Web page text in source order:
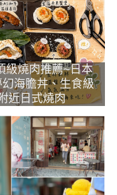
級燒肉推薦~日本
海膽丼、生食級
近日式燒肉